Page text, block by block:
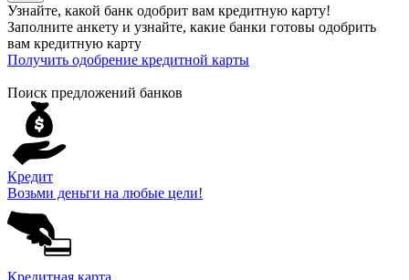
Узнайте, какой банк одобрит вам кредитную карту!
Заполните анкету и узнайте, какие банки готовы одобрить
вам кредитную карту
Получить одобрение кредитной карты
Поиск предложений банков
Кредит
Возьми деньги на любые цели!
Кредитная карта